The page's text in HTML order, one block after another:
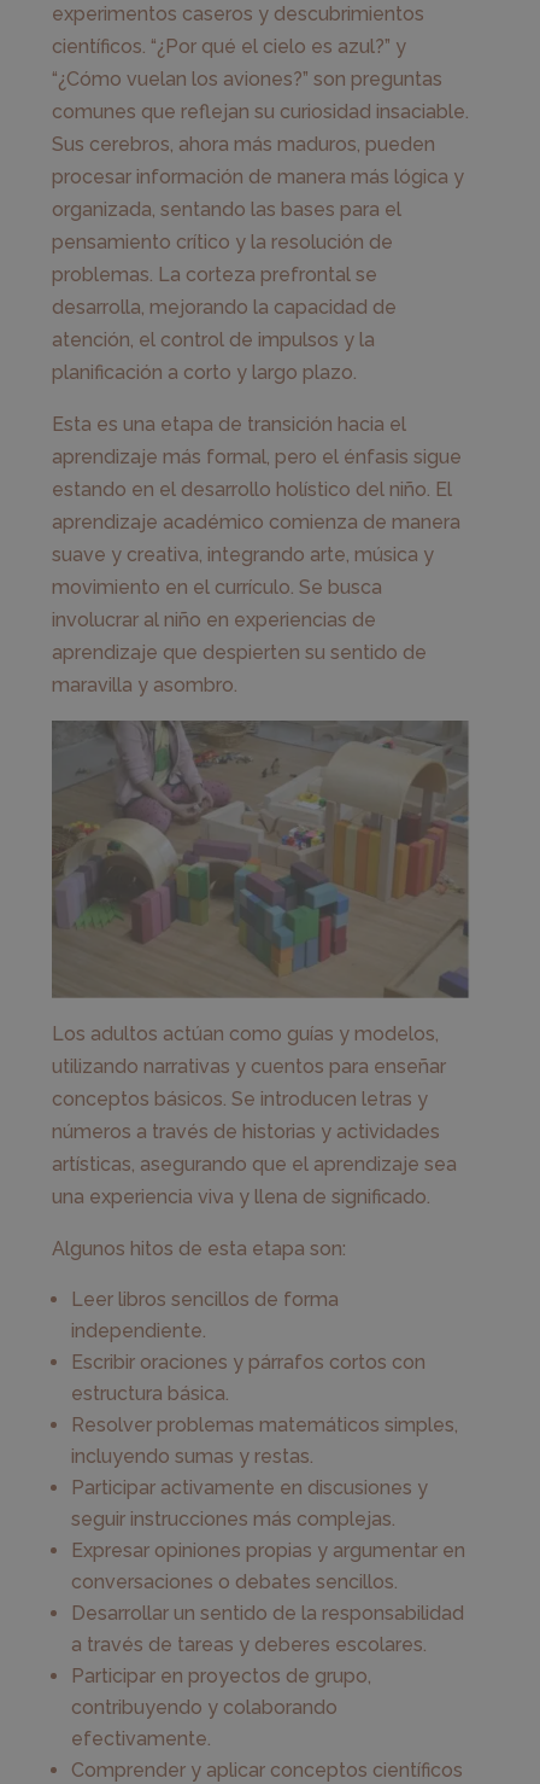
experimentos caseros y descubrimientos
científicos. “¿Por qué el cielo es azul?” y
“¿Cómo vuelan los aviones?” son preguntas
comunes que reflejan su curiosidad insaciable.
Sus cerebros, ahora más maduros, pueden
procesar información de manera más lógica y
organizada, sentando las bases para el
pensamiento crítico y la resolución de
problemas. La corteza prefrontal se
desarrolla, mejorando la capacidad de
atención, el control de impulsos y la
planificación a corto y largo plazo.
Esta es una etapa de transición hacia el
aprendizaje más formal, pero el énfasis sigue
estando en el desarrollo holístico del niño. El
aprendizaje académico comienza de manera
suave y creativa, integrando arte, música y
movimiento en el currículo. Se busca
involucrar al niño en experiencias de
aprendizaje que despierten su sentido de
maravilla y asombro.
Los adultos actúan como guías y modelos,
utilizando narrativas y cuentos para enseñar
conceptos básicos. Se introducen letras y
números a través de historias y actividades
artísticas, asegurando que el aprendizaje sea
una experiencia viva y llena de significado.
Algunos hitos de esta etapa son:
Leer libros sencillos de forma
independiente.
Escribir oraciones y párrafos cortos con
estructura básica.
Resolver problemas matemáticos simples,
incluyendo sumas y restas.
Participar activamente en discusiones y
seguir instrucciones más complejas.
Expresar opiniones propias y argumentar en
conversaciones o debates sencillos.
Desarrollar un sentido de la responsabilidad
a través de tareas y deberes escolares.
Participar en proyectos de grupo,
contribuyendo y colaborando
efectivamente.
Comprender y aplicar conceptos científicos